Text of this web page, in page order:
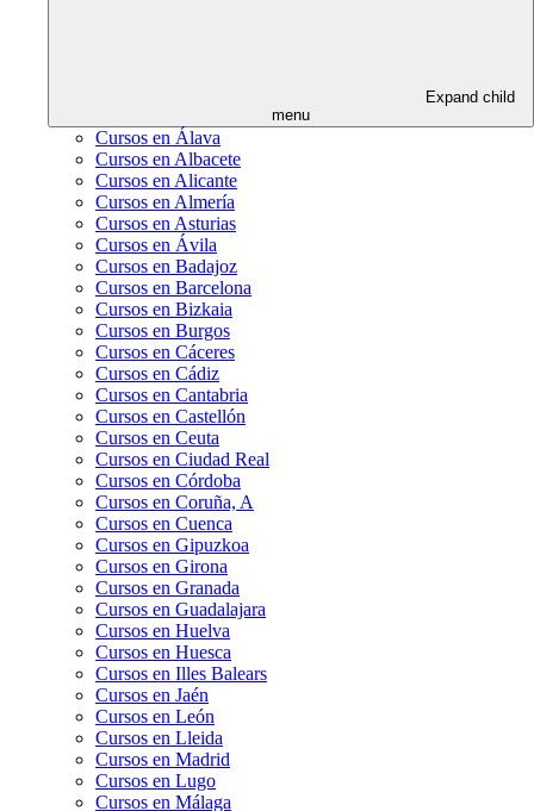
Expand child
menu
Cursos en Álava
Cursos en Albacete
Cursos en Alicante
Cursos en Almería
Cursos en Asturias
Cursos en Ávila
Cursos en Badajoz
Cursos en Barcelona
Cursos en Bizkaia
Cursos en Burgos
Cursos en Cáceres
Cursos en Cádiz
Cursos en Cantabria
Cursos en Castellón
Cursos en Ceuta
Cursos en Ciudad Real
Cursos en Córdoba
Cursos en Coruña, A
Cursos en Cuenca
Cursos en Gipuzkoa
Cursos en Girona
Cursos en Granada
Cursos en Guadalajara
Cursos en Huelva
Cursos en Huesca
Cursos en Illes Balears
Cursos en Jaén
Cursos en León
Cursos en Lleida
Cursos en Madrid
Cursos en Lugo
Cursos en Málaga